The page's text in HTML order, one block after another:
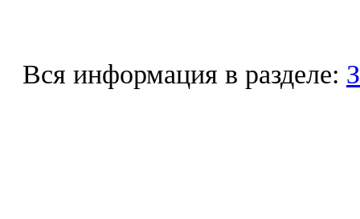
Вся информация в разделе: